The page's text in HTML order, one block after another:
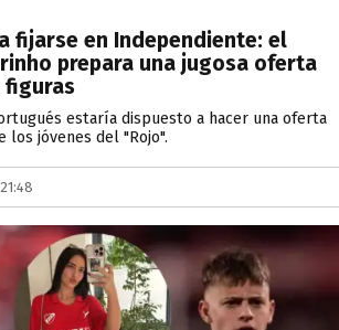
fijarse en Independiente: el
prepara una jugosa oferta
figuras
estaría dispuesto a hacer una oferta
los jóvenes del "Rojo".